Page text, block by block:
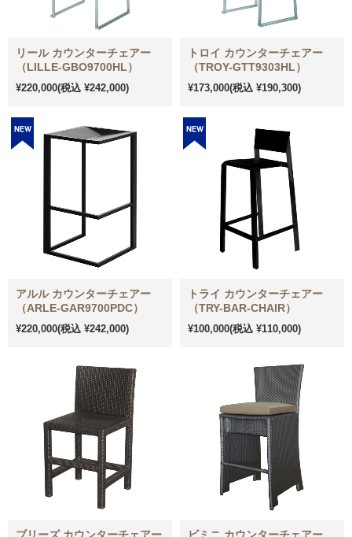
リール カウンターチェアー
（LILLE-GBO9700HL）
¥220,000(税込 ¥242,000)
トロイ カウンターチェアー
（TROY-GTT9303HL）
¥173,000(税込 ¥190,300)
アルル カウンターチェアー
（ARLE-GAR9700PDC）
¥220,000(税込 ¥242,000)
トライ カウンターチェアー
（TRY-BAR-CHAIR）
¥100,000(税込 ¥110,000)